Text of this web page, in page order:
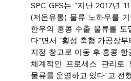
SPC GFS는 "지난 2017년
(저온유통) 물류 노하우를
한우의 홍콩 수출 물류를 도
다"면서 "횡성 축협 가공장
지정 창고로 이동 후 홍콩 항
체계적인 프로세스 관리로
물류를 운영하고 있다"고 전